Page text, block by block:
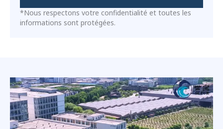
*Nous respectons votre confidentialité et toutes les
informations sont protégées.